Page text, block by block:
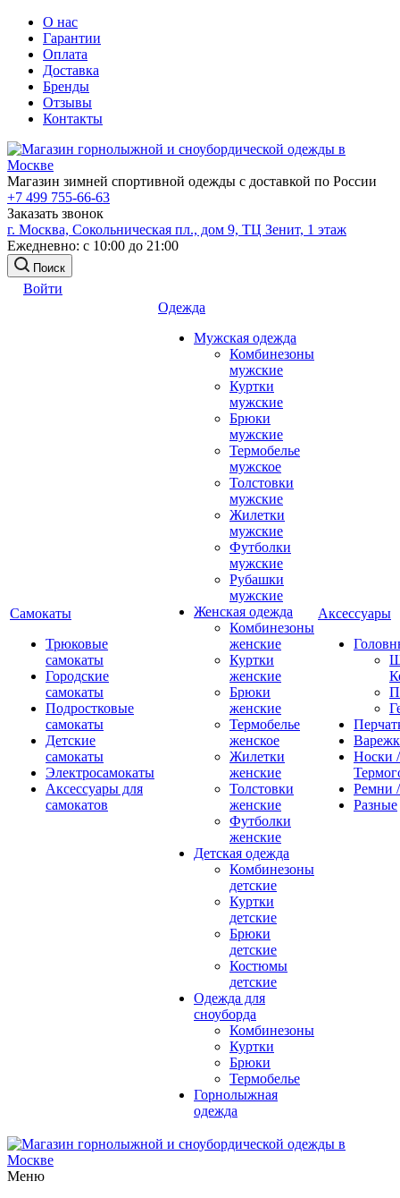
О нас
Гарантии
Оплата
Доставка
Бренды
Отзывы
Контакты
Магазин зимней спортивной одежды с доставкой по России
+7 499 755-66-63
Заказать звонок
г. Москва, Сокольническая пл., дом 9, ТЦ Зенит, 1 этаж
Ежедневно: с 10:00 до 21:00
Поиск
Войти
Самокаты
Трюковые
самокаты
Городские
самокаты
Подростковые
самокаты
Детские
самокаты
Электросамокаты
Аксессуары для
самокатов
Одежда
Мужская одежда
Комбинезоны
мужские
Куртки
мужские
Брюки
мужские
Термобелье
мужское
Толстовки
мужские
Жилетки
мужские
Футболки
мужские
Рубашки
мужские
Женская одежда
Комбинезоны
женские
Куртки
женские
Брюки
женские
Термобелье
женское
Жилетки
женские
Толстовки
женские
Футболки
женские
Детская одежда
Комбинезоны
детские
Куртки
детские
Брюки
детские
Костюмы
детские
Одежда для
сноуборда
Комбинезоны
Куртки
Брюки
Термобелье
Горнолыжная
одежда
Аксессуары
Носки /
Ремни
Разные
Меню